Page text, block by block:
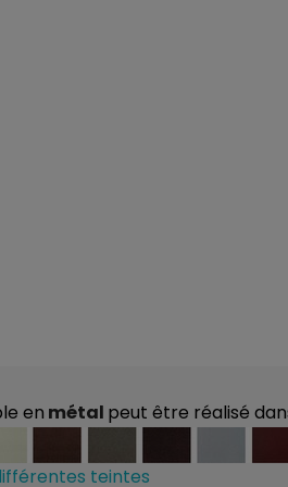
en métal peut être réalisé
teintes